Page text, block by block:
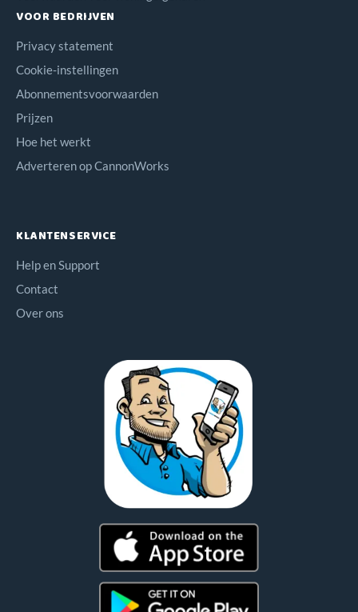
VOOR BEDRIJVEN
Privacy statement
Cookie-instellingen
Abonnementsvoorwaarden
Prijzen
Hoe het werkt
Adverteren op CannonWorks
KLANTENSERVICE
Help en Support
Contact
Over ons